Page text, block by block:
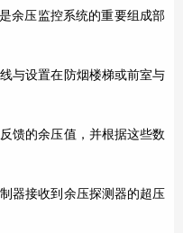
余压监控系统的重要组成部
与设置在防烟楼梯或前室与
馈的余压值，并根据这些数
器接收到余压探测器的超压